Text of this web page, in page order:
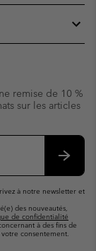
remise de 10 %
sur les articles
à notre newsletter et
des nouveautés,
de confidentialité
à des fins de
consentement.